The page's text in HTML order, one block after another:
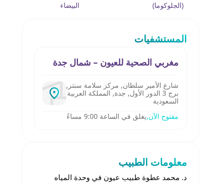
(الجلوكوما)
البيضاء
المستشفيات
مغربي الصحية للعيون – شمال جدة
شارع الأمير سلطان, مركز سلامة سنتر,
برج 3 الدور الأول, جدة, المملكة العربية
السعودية
مفتوح الآن,يغلق في الساعة 9:00 مساءً
معلومات الطبيب
د. محمد عطوة طبيب عيون في وحدة المياه